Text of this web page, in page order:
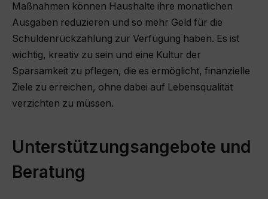
Maßnahmen können Haushalte ihre monatlichen
Ausgaben reduzieren und so mehr Geld für die
Schuldenrückzahlung zur Verfügung haben. Es ist
wichtig, kreativ zu sein und eine Kultur der
Sparsamkeit zu pflegen, die es ermöglicht, finanzielle
Ziele zu erreichen, ohne dabei auf Lebensqualität
verzichten zu müssen.
Unterstützungsangebote und
Beratung